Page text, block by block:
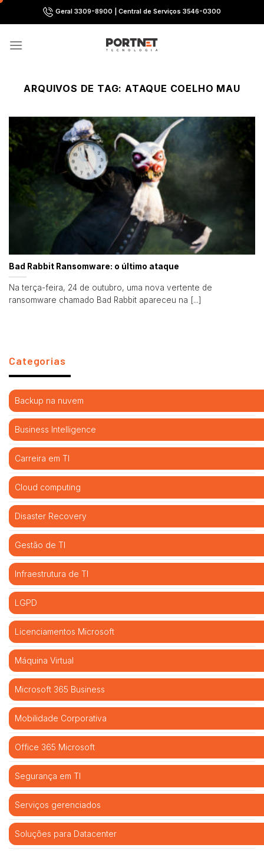
Skip
to
Geral 3309-8900 | Central de Serviços 3546-0300
ARQUIVOS DE TAG: ATAQUE COELHO MAU
Bad Rabbit Ransomware: o último ataque
Na terça-feira, 24 de outubro, uma nova vertente de
ransomware chamado Bad Rabbit apareceu na [...]
Categorias
Backup na nuvem
Business Intelligence
Carreira em TI
Cloud computing
Disaster Recovery
Gestão de TI
Infraestrutura de TI
LGPD
Licenciamentos Microsoft
Máquina Virtual
Microsoft 365 Business
Mobilidade Corporativa
Office 365 Microsoft
Segurança em TI
Serviços gerenciados
Soluções para Datacenter